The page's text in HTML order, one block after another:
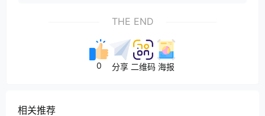
THE END
0 分享 二维码 海报
相关推荐